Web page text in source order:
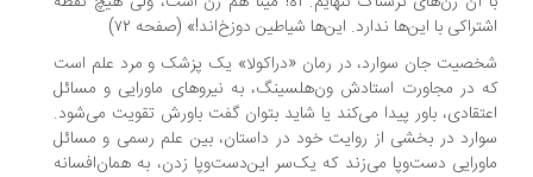
با این‌ها ندارد. این‌ها شیاطین دوزخ‌اند!» (صفحه ۷۲)
جان سوارد، در رمان «دراکولا» یک پزشک و مرد علم است
در مجاورت استادش ون‌هلسینگ، به نیروهای ماورایی و مسائل
باور پیدا می‌کند یا شاید بتوان گفت باورش تقویت می‌شود.
در بخشی از روایت خود در داستان، بین علم رسمی و مسائل
دست‌وپا می‌زند که یک‌سر این‌دست‌وپا زدن، به همان‌افسانه